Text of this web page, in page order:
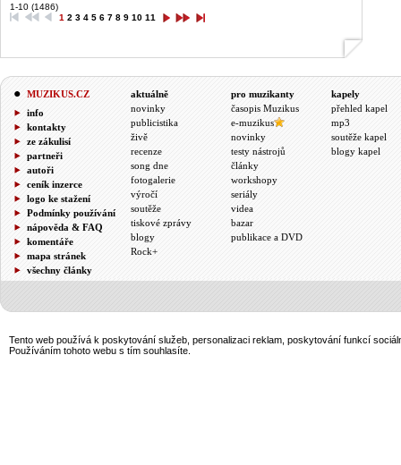
1-10 (1486)
1 2 3 4 5 6 7 8 9 10 11
MUZIKUS.CZ
info
kontakty
ze zákulisí
partneři
autoři
ceník inzerce
logo ke stažení
Podmínky používání
nápověda & FAQ
komentáře
mapa stránek
všechny články
aktuálně
novinky
publicistika
živě
recenze
song dne
fotogalerie
výročí
soutěže
tiskové zprávy
blogy
Rock+
pro muzikanty
časopis Muzikus
e-muzikus
novinky
testy nástrojů
články
workshopy
seriály
videa
bazar
publikace a DVD
kapely
přehled kapel
mp3
soutěže kapel
blogy kapel
Tento web používá k poskytování služeb, personalizaci reklam, poskytování funkcí
Používáním tohoto webu s tím souhlasíte.